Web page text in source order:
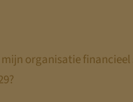
organisatie financieel